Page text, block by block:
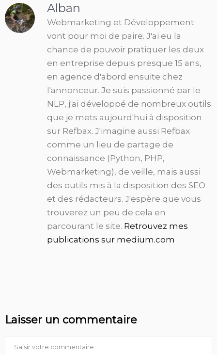
Alban
Webmarketing et Développement
vont pour moi de paire. J'ai eu la
chance de pouvoir pratiquer les deux
en entreprise depuis presque 15 ans,
en agence d'abord ensuite chez
l'annonceur. Je suis passionné par le
NLP, j'ai développé de nombreux outils
que je mets aujourd'hui à disposition
sur Refbax. J'imagine aussi Refbax
comme un lieu de partage de
connaissance (Python, PHP,
Webmarketing), de veille, mais aussi
des outils mis à la disposition des SEO
et des rédacteurs. J'espère que vous
trouverez un peu de cela en
parcourant le site. Retrouvez mes
publications sur medium.com
Laisser un commentaire